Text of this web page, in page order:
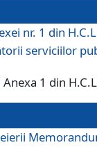
nr. 1 din
serviciilor
1 din